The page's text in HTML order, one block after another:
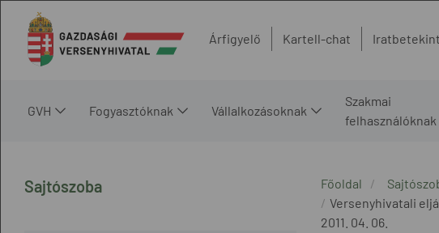
Árfigyelő Kartell-chat
GVH Fogyasztóknak Vállalkozásoknak
Szakmai
felhasználóknak
Sajtószoba Főoldal
Versenyhivatali
2011. 04. 06.